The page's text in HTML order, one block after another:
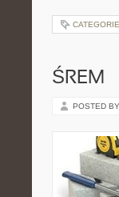
ŚREM
POSTED